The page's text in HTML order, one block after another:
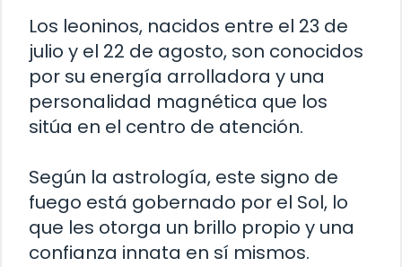
Los leoninos, nacidos entre el 23 de
julio y el 22 de agosto, son conocidos
por su energía arrolladora y una
personalidad magnética que los
sitúa en el centro de atención.
Según la astrología, este signo de
fuego está gobernado por el Sol, lo
que les otorga un brillo propio y una
confianza innata en sí mismos.